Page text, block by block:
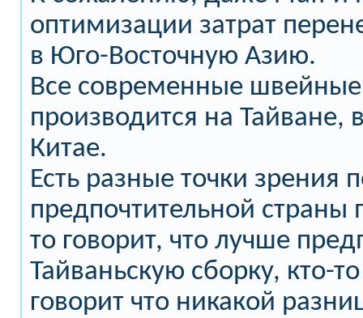
оптимизации затрат
в Юго-Восточную Азию.
Все современные
производится на Тайване,
Китае.
Есть разные точки зрения
предпочтительной страны
то говорит, что лучше
Тайваньскую сборку, кто-
говорит что никакой